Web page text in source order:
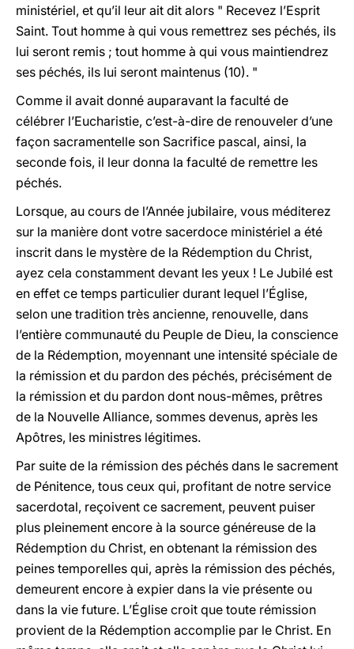
ministériel, et qu’il leur ait dit alors " Recevez l’Esprit
Saint. Tout homme à qui vous remettrez ses péchés, ils
lui seront remis ; tout homme à qui vous maintiendrez
ses péchés, ils lui seront maintenus (10). "
Comme il avait donné auparavant la faculté de
célébrer l’Eucharistie, c’est-à-dire de renouveler d’une
façon sacramentelle son Sacrifice pascal, ainsi, la
seconde fois, il leur donna la faculté de remettre les
péchés.
Lorsque, au cours de l’Année jubilaire, vous méditerez
sur la manière dont votre sacerdoce ministériel a été
inscrit dans le mystère de la Rédemption du Christ,
ayez cela constamment devant les yeux ! Le Jubilé est
en effet ce temps particulier durant lequel l’Église,
selon une tradition très ancienne, renouvelle, dans
l’entière communauté du Peuple de Dieu, la conscience
de la Rédemption, moyennant une intensité spéciale de
la rémission et du pardon des péchés, précisément de
la rémission et du pardon dont nous-mêmes, prêtres
de la Nouvelle Alliance, sommes devenus, après les
Apôtres, les ministres légitimes.
Par suite de la rémission des péchés dans le sacrement
de Pénitence, tous ceux qui, profitant de notre service
sacerdotal, reçoivent ce sacrement, peuvent puiser
plus pleinement encore à la source généreuse de la
Rédemption du Christ, en obtenant la rémission des
peines temporelles qui, après la rémission des péchés,
demeurent encore à expier dans la vie présente ou
dans la vie future. L’Église croit que toute rémission
provient de la Rédemption accomplie par le Christ. En